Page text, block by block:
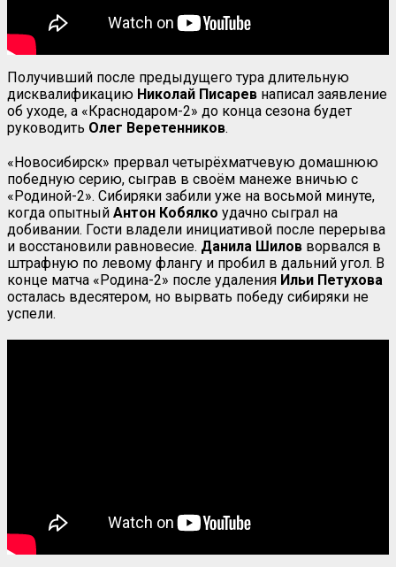
Получивший после предыдущего тура длительную
дисквалификацию Николай Писарев написал заявление
об уходе, а «Краснодаром-2» до конца сезона будет
руководить Олег Веретенников.
«Новосибирск» прервал четырёхматчевую домашнюю
победную серию, сыграв в своём манеже вничью с
«Родиной-2». Сибиряки забили уже на восьмой минуте,
когда опытный Антон Кобялко удачно сыграл на
добивании. Гости владели инициативой после перерыва
и восстановили равновесие. Данила Шилов ворвался в
штрафную по левому флангу и пробил в дальний угол. В
конце матча «Родина-2» после удаления Ильи Петухова
осталась вдесятером, но вырвать победу сибиряки не
успели.